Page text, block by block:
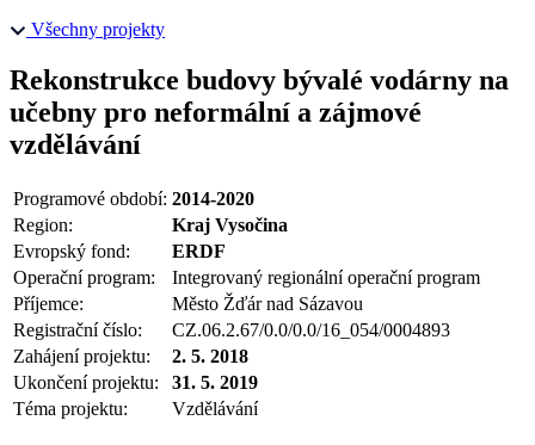
Všechny projekty
Rekonstrukce budovy bývalé vodárny na
učebny pro neformální a zájmové
vzdělávání
Programové období: 2014-2020
Region:
Kraj Vysočina
Evropský fond:
ERDF
Operační program:
Integrovaný regionální operační program
Příjemce:
Město Žďár nad Sázavou
Registrační číslo:
CZ.06.2.67/0.0/0.0/16_054/0004893
Zahájení projektu:
2. 5. 2018
Ukončení projektu:
31. 5. 2019
Téma projektu:
Vzdělávání